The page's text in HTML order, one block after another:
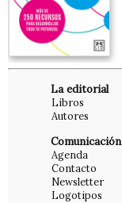
La editorial
Libros
Autores
Comunicación
Agenda
Contacto
Newsletter
Logotipos